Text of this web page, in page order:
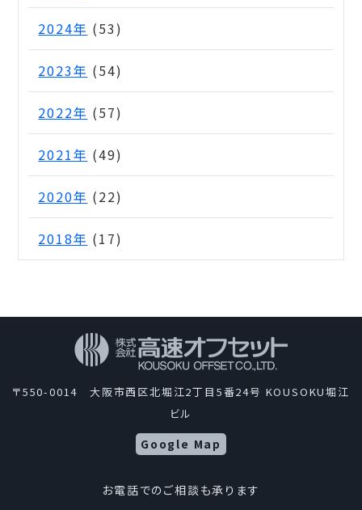
2024年 (53)
2023年 (54)
2022年 (57)
2021年 (49)
2020年 (22)
2018年 (17)
〒550-0014 大阪市西区北堀江2丁目5番24号 KOUSOKU堀江
ビル
Google Map
お電話でのご相談も承ります